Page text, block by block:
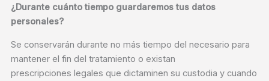
¿Durante cuánto tiempo guardaremos tus datos
personales?
Se conservarán durante no más tiempo del necesario para
mantener el fin del tratamiento o existan
prescripciones legales que dictaminen su custodia y cuando